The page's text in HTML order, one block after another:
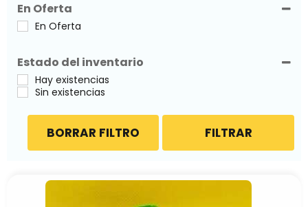
En Oferta
En Oferta
Estado del inventario
Hay existencias
Sin existencias
FILTRAR
BORRAR FILTRO